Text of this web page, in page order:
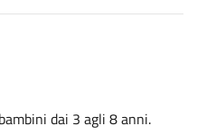
dai 3 agli 8 anni.